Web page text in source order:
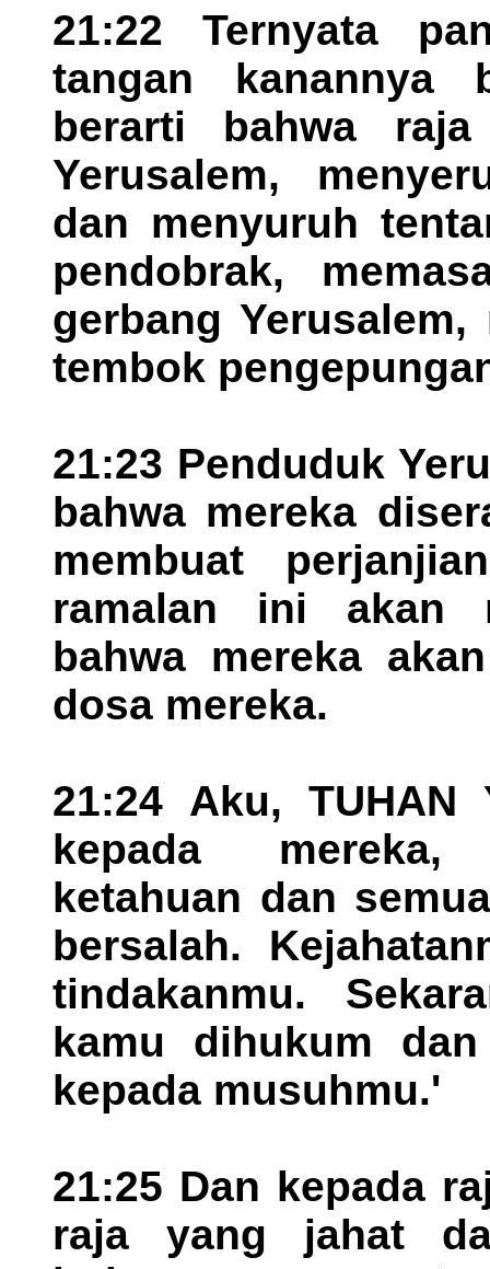
21:22 Ternyata
tangan kanannya
berarti bahwa
Yerusalem,
dan menyuruh
pendobrak,
gerbang
tembok
21:23 Penduduk
bahwa mereka
membuat
ramalan ini akan
bahwa mereka
dosa mereka.
21:24 Aku, TUHAN
kepada mereka,
ketahuan dan
bersalah.
tindakanmu.
kamu dihukum
kepada musuhmu.'
21:25 Dan kepada
raja yang jahat